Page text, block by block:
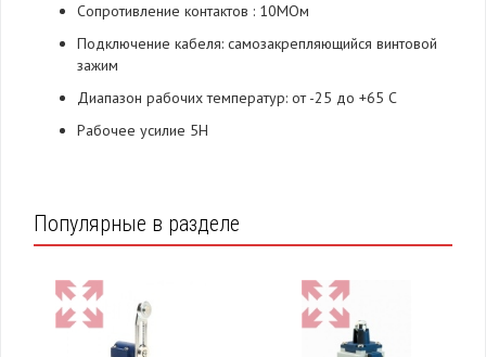
Сопротивление контактов : 10МОм
Подключение кабеля: самозакрепляющийся винтовой
зажим
Диапазон рабочих температур: от -25 до +65 C
Рабочее усилие 5Н
Популярные в разделе